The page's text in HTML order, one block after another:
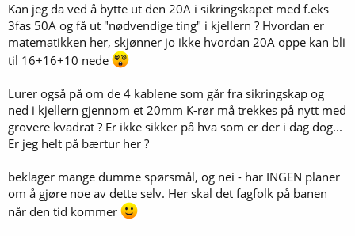
Kan jeg da ved å bytte ut den 20A i sikringskapet med f.eks
3fas 50A og få ut "nødvendige ting" i kjellern ? Hvordan er
matematikken her, skjønner jo ikke hvordan 20A oppe kan bli
til 16+16+10 nede
Lurer også på om de 4 kablene som går fra sikringskap og
ned i kjellern gjennom et 20mm K-rør må trekkes på nytt med
grovere kvadrat ? Er ikke sikker på hva som er der i dag dog...
Er jeg helt på bærtur her ?
beklager mange dumme spørsmål, og nei - har INGEN planer
om å gjøre noe av dette selv. Her skal det fagfolk på banen
når den tid kommer